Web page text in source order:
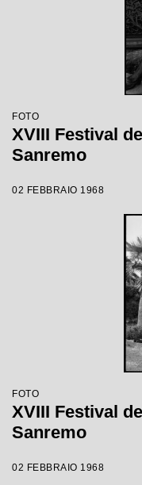
FOTO
XVIII Festival
Sanremo
02 FEBBRAIO 1968
FOTO
XVIII Festival
Sanremo
02 FEBBRAIO 1968